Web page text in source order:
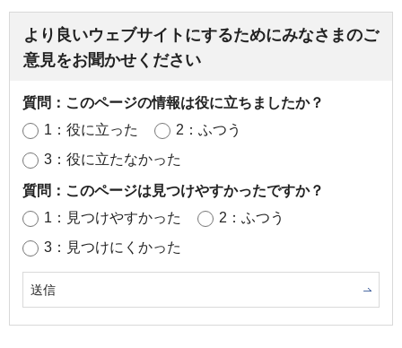
より良いウェブサイトにするためにみなさまのご
意見をお聞かせください
質問：このページの情報は役に立ちましたか？
1：役に立った
2：ふつう
3：役に立たなかった
質問：このページは見つけやすかったですか？
1：見つけやすかった
2：ふつう
3：見つけにくかった